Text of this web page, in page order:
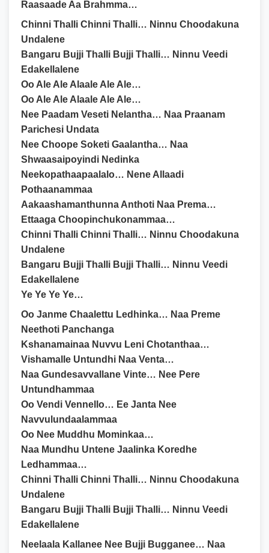
Raasaade Aa Brahmma…
Chinni Thalli Chinni Thalli… Ninnu Choodakuna
Undalene
Bangaru Bujji Thalli Bujji Thalli… Ninnu Veedi
Edakellalene
Oo Ale Ale Alaale Ale Ale…
Oo Ale Ale Alaale Ale Ale…
Nee Paadam Veseti Nelantha… Naa Praanam
Parichesi Undata
Nee Choope Soketi Gaalantha… Naa
Shwaasaipoyindi Nedinka
Neekopathaapaalalo… Nene Allaadi
Pothaanammaa
Aakaashamanthunna Anthoti Naa Prema…
Ettaaga Choopinchukonammaa…
Chinni Thalli Chinni Thalli… Ninnu Choodakuna
Undalene
Bangaru Bujji Thalli Bujji Thalli… Ninnu Veedi
Edakellalene
Ye Ye Ye Ye…
Oo Janme Chaalettu Ledhinka… Naa Preme
Neethoti Panchanga
Kshanamainaa Nuvvu Leni Chotanthaa…
Vishamalle Untundhi Naa Venta…
Naa Gundesavvallane Vinte… Nee Pere
Untundhammaa
Oo Vendi Vennello… Ee Janta Nee
Navvulundaalammaa
Oo Nee Muddhu Mominkaa…
Naa Mundhu Untene Jaalinka Koredhe
Ledhammaa…
Chinni Thalli Chinni Thalli… Ninnu Choodakuna
Undalene
Bangaru Bujji Thalli Bujji Thalli… Ninnu Veedi
Edakellalene
Neelaala Kallanee Nee Bujji Bugganee… Naa